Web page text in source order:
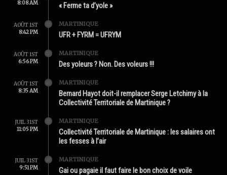
8:08 AM
« Ferme ta d’yole »
AOÛT 1ST
8:42 PM
MARTINIQUE
UFR + FYRM = UFRYM
AOÛT 1ST
6:56 PM
MARTINIQUE
Des yoleurs ? Non. Des voleurs !!!
AOÛT 1ST
8:35 AM
MARTINIQUE
Bernard Hayot doit-il remplacer Serge Letchimy à la
Collectivité Territoriale de Martinique ?
JUIL 31ST
11:05 PM
MARTINIQUE
Collectivité Territoriale de Martinique : les salaires ont
les fesses à l’air
JUIL 31ST
9:51 PM
MARTINIQUE
Gai ou pagaie il faut faire le bon choix de voile